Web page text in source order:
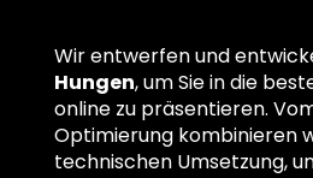
Wir entwerfen und
Hungen, um Sie in die
online zu präsentieren.
Optimierung kombinieren
technischen Umsetzung,